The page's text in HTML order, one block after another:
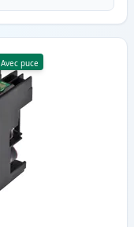
Avec puce